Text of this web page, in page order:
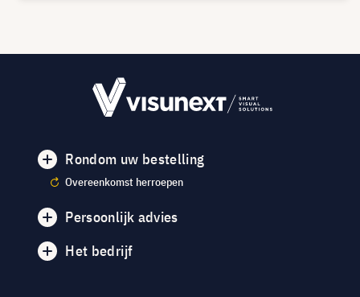
Rondom uw bestelling
Overeenkomst herroepen
Persoonlijk advies
Het bedrijf